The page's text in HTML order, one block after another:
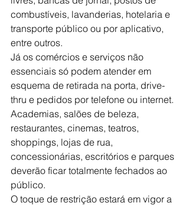
combustíveis, lavanderias, hotelaria e
transporte público ou por aplicativo,
entre outros.
Já os comércios e serviços não
essenciais só podem atender em
esquema de retirada na porta, drive-
thru e pedidos por telefone ou internet.
Academias, salões de beleza,
restaurantes, cinemas, teatros,
shoppings, lojas de rua,
concessionárias, escritórios e parques
deverão ficar totalmente fechados ao
público.
O toque de restrição estará em vigor a